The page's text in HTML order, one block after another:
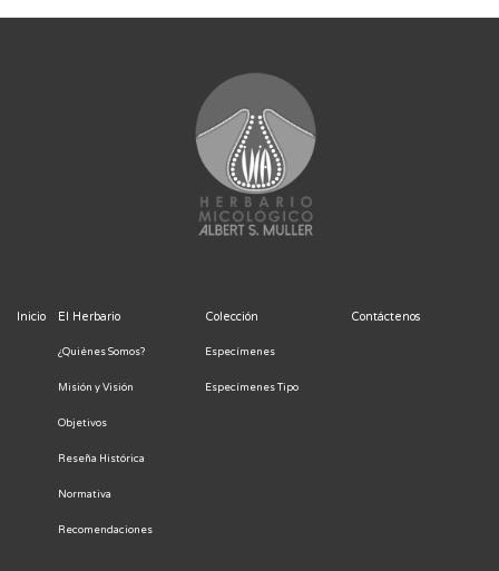
Inicio El Herbario
¿Quiénes Somos?
Misión y Visión
Objetivos
Reseña Histórica
Normativa
Recomendaciones
Colección
Especímenes
Especímenes Tipo
Contáctenos